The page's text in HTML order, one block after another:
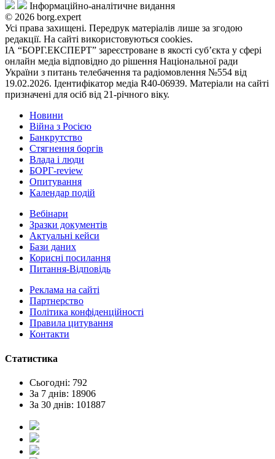
Інформаційно-аналітичне видання
© 2026 borg.expert
Усі права захищені. Передрук матеріалів лише за згодою
редакції. На сайті використовуються cookies.
ІА “БОРГ.ЕКСПЕРТ” зареєстроване в якості суб’єкта у сфері
онлайн медіа відповідно до рішення Національної ради
України з питань телебачення та радіомовлення №554 від
19.02.2026. Ідентифікатор медіа R40-06939. Матеріали на сайті
призначені для осіб від 21-річного віку.
Новини
Війна з Росією
Банкрутство
Стягнення боргiв
Влада i люди
БОРГ-review
Опитування
Календар подій
Вебінари
Зразки документів
Актуальні кейси
Бази даних
Корисні посилання
Питання-Відповідь
Реклама на сайтi
Партнерство
Політика конфіденційності
Правила цитування
Контакти
Статистика
Сьогодні: 792
За 7 днів: 18906
За 30 днів: 101887